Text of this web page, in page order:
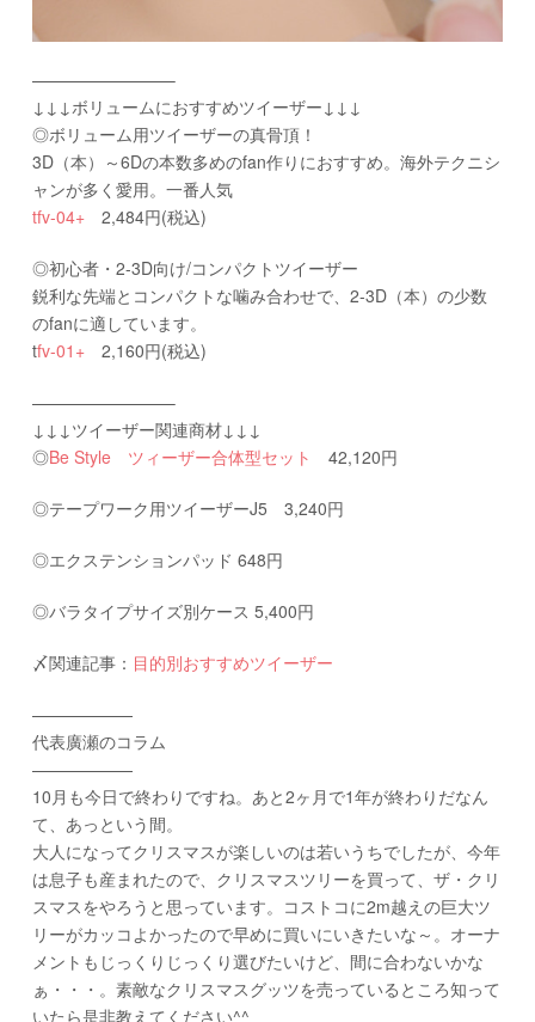
————————–
↓↓↓ボリュームにおすすめツイーザー↓↓↓
◎ボリューム用ツイーザーの真骨頂！
3D（本）～6Dの本数多めのfan作りにおすすめ。海外テクニシ
ャンが多く愛用。一番人気
tfv-04+2,484円(税込)
◎初心者・2-3D向け/コンパクトツイーザー
鋭利な先端とコンパクトな噛み合わせで、2-3D（本）の少数
のfanに適しています。
tfv-01+2,160円(税込)
————————–
↓↓↓ツイーザー関連商材↓↓↓
◎Be Style ツィーザー合体型セット 42,120円
◎テープワーク用ツイーザーJ5 3,240円
◎エクステンションパッド 648円
◎バラタイプサイズ別ケース 5,400円
〆関連記事： 目的別おすすめツイーザー
——————
代表廣瀬のコラム
——————
10月も今日で終わりですね。あと2ヶ月で1年が終わりだなん
て、あっという間。
大人になってクリスマスが楽しいのは若いうちでしたが、今年
は息子も産まれたので、クリスマスツリーを買って、ザ・クリ
スマスをやろうと思っています。コストコに2m越えの巨大ツ
リーがカッコよかったので早めに買いにいきたいな～。オーナ
メントもじっくりじっくり選びたいけど、間に合わないかな
ぁ・・・。素敵なクリスマスグッツを売っているところ知って
いたら是非教えてください^^